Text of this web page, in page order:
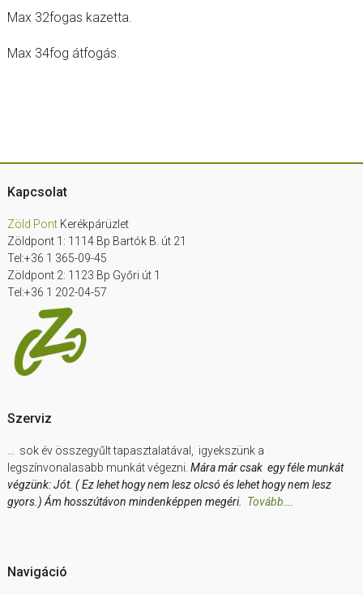
Max 32fogas kazetta.
Max 34fog átfogás.
Footer
Kapcsolat
Zöld PontKerékpárüzlet
Zöldpont 1: 1114 Bp Bartók B. út 21
Tel:+36 1 365-09-45
Zöldpont 2: 1123 Bp Győri út 1
Tel:+36 1 202-04-57
Szerviz
… sok év összegyűlt tapasztalatával, igyekszünk a
legszínvonalasabb munkát végezni. Mára már csak egy féle munkát
végzünk: Jót. ( Ez lehet hogy nem lesz olcsó és lehet hogy nem lesz
gyors.) Ám hosszútávon mindenképpen megéri. Tovább….
Navigáció